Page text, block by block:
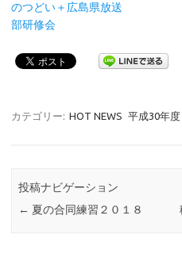
のつどい＋広島県放送
部研修会
カテゴリー: HOT NEWS 平成30年度
投稿ナビゲーション
← 夏の合同練習２０１８